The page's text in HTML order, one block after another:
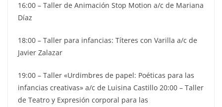
16:00 – Taller de Animación Stop Motion a/c de Mariana
Díaz
18:00 – Taller para infancias: Títeres con Varilla a/c de
Javier Zalazar
19:00 – Taller «Urdimbres de papel: Poéticas para las
infancias creativas» a/c de Luisina Castillo 20:00 – Taller
de Teatro y Expresión corporal para las